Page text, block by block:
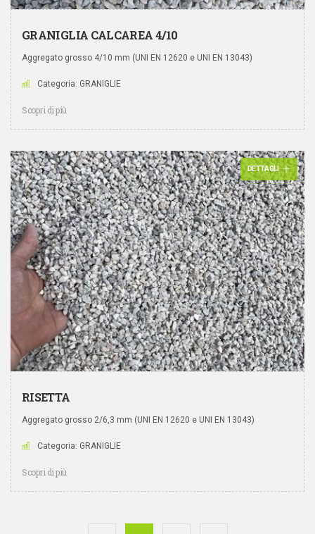
GRANIGLIA CALCAREA 4/10
Aggregato grosso 4/10 mm (UNI EN 12620 e UNI EN 13043)
Categoria: GRANIGLIE
Scopri di più
DETTAGLI
RISETTA
Aggregato grosso 2/6,3 mm (UNI EN 12620 e UNI EN 13043)
Categoria: GRANIGLIE
Scopri di più